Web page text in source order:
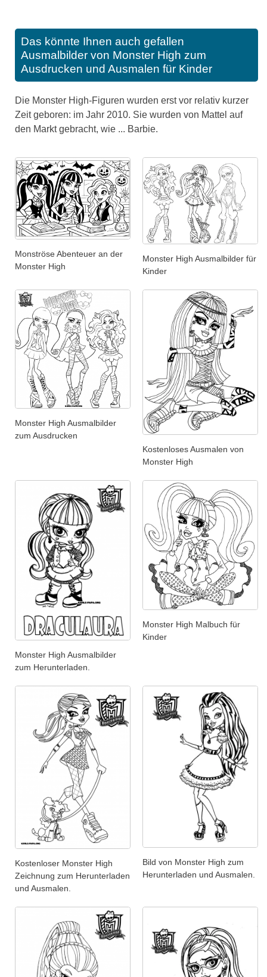
Das könnte Ihnen auch gefallen
Ausmalbilder von Monster High zum
Ausdrucken und Ausmalen für Kinder
Die Monster High-Figuren wurden erst vor relativ kurzer
Zeit geboren: im Jahr 2010. Sie wurden von Mattel auf
den Markt gebracht, wie ... Barbie.
Monströse Abenteuer an der
Monster High
Monster High Ausmalbilder für
Kinder
Monster High Ausmalbilder
zum Ausdrucken
Kostenloses Ausmalen von
Monster High
Monster High Ausmalbilder
zum Herunterladen.
Monster High Malbuch für
Kinder
Kostenloser Monster High
Zeichnung zum Herunterladen
und Ausmalen.
Bild von Monster High zum
Herunterladen und Ausmalen.